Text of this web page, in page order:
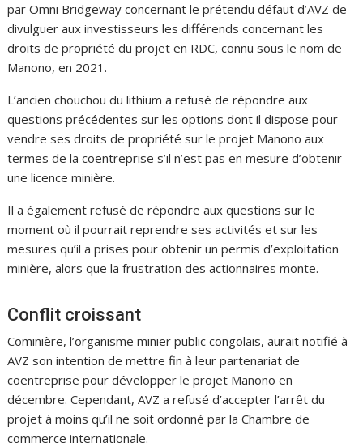
par Omni Bridgeway concernant le prétendu défaut d’AVZ de
divulguer aux investisseurs les différends concernant les
droits de propriété du projet en RDC, connu sous le nom de
Manono, en 2021.
L’ancien chouchou du lithium a refusé de répondre aux
questions précédentes sur les options dont il dispose pour
vendre ses droits de propriété sur le projet Manono aux
termes de la coentreprise s’il n’est pas en mesure d’obtenir
une licence minière.
Il a également refusé de répondre aux questions sur le
moment où il pourrait reprendre ses activités et sur les
mesures qu’il a prises pour obtenir un permis d’exploitation
minière, alors que la frustration des actionnaires monte.
Conflit croissant
Cominière, l’organisme minier public congolais, aurait notifié à
AVZ son intention de mettre fin à leur partenariat de
coentreprise pour développer le projet Manono en
décembre. Cependant, AVZ a refusé d’accepter l’arrêt du
projet à moins qu’il ne soit ordonné par la Chambre de
commerce internationale.